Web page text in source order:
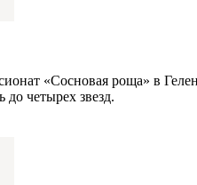
«Сосновая роща» в
до четырех звезд.